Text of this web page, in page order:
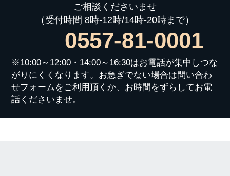
ご相談くださいませ
（受付時間 8時-12時/14時-20時まで）
0557-81-0001
※10:00～12:00・14:00～16:30はお電話が集中しつな
がりにくくなります。お急ぎでない場合は問い合わ
せフォームをご利用頂くか、お時間をずらしてお電
話くださいませ。